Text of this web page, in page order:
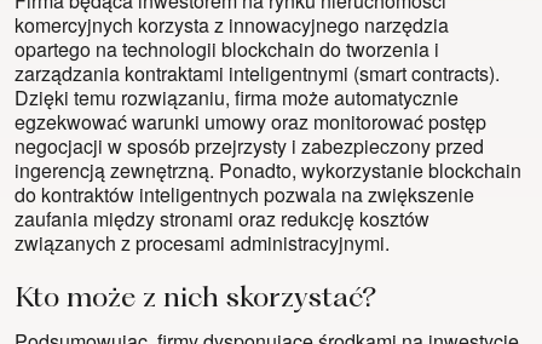
komercyjnych korzysta z innowacyjnego narzędzia
opartego na technologii blockchain do tworzenia i
zarządzania kontraktami inteligentnymi (smart contracts).
Dzięki temu rozwiązaniu, firma może automatycznie
egzekwować warunki umowy oraz monitorować postęp
negocjacji w sposób przejrzysty i zabezpieczony przed
ingerencją zewnętrzną. Ponadto, wykorzystanie blockchain
do kontraktów inteligentnych pozwala na zwiększenie
zaufania między stronami oraz redukcję kosztów
związanych z procesami administracyjnymi.
Kto może z nich skorzystać?